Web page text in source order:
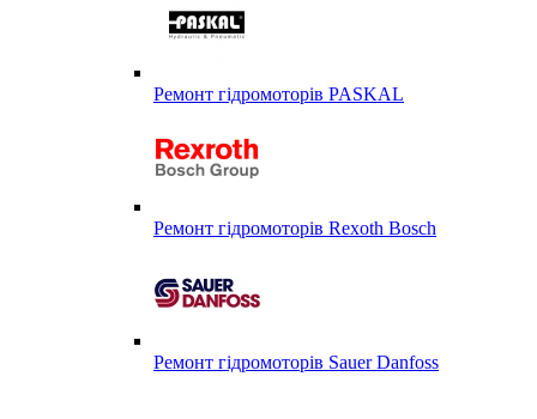
Ремонт гідромоторів PASKAL
Ремонт гідромоторів Rexoth Bosch
Ремонт гідромоторів Sauer Danfoss